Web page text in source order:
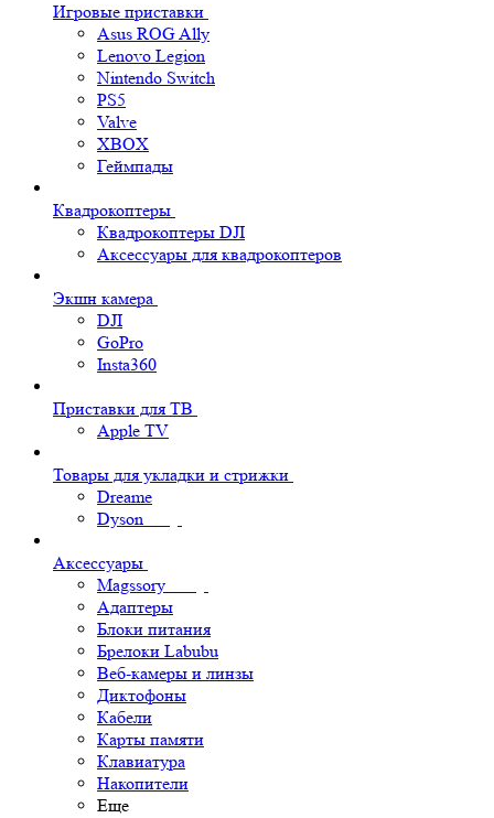
Игровые приставки
Asus ROG Ally
Lenovo Legion
Nintendo Switch
PS5
Valve
XBOX
Геймпады
Квадрокоптеры
Квадрокоптеры DJI
Аксессуары для квадрокоптеров
Экшн камера
DJI
GoPro
Insta360
Приставки для ТВ
Apple TV
Товары для укладки и стрижки
Dreame
Dyson
Аксессуары
Magssory
Адаптеры
Блоки питания
Брелоки Labubu
Веб-камеры и линзы
Диктофоны
Кабели
Карты памяти
Клавиатура
Накопители
Еще